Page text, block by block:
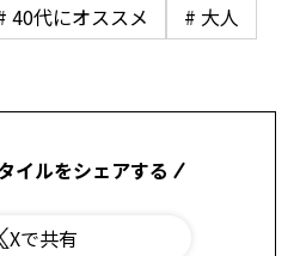
40代にオススメ # 大人
イルをシェアする
Xで共有